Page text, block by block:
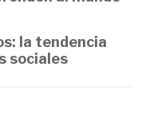
la tendencia
sociales